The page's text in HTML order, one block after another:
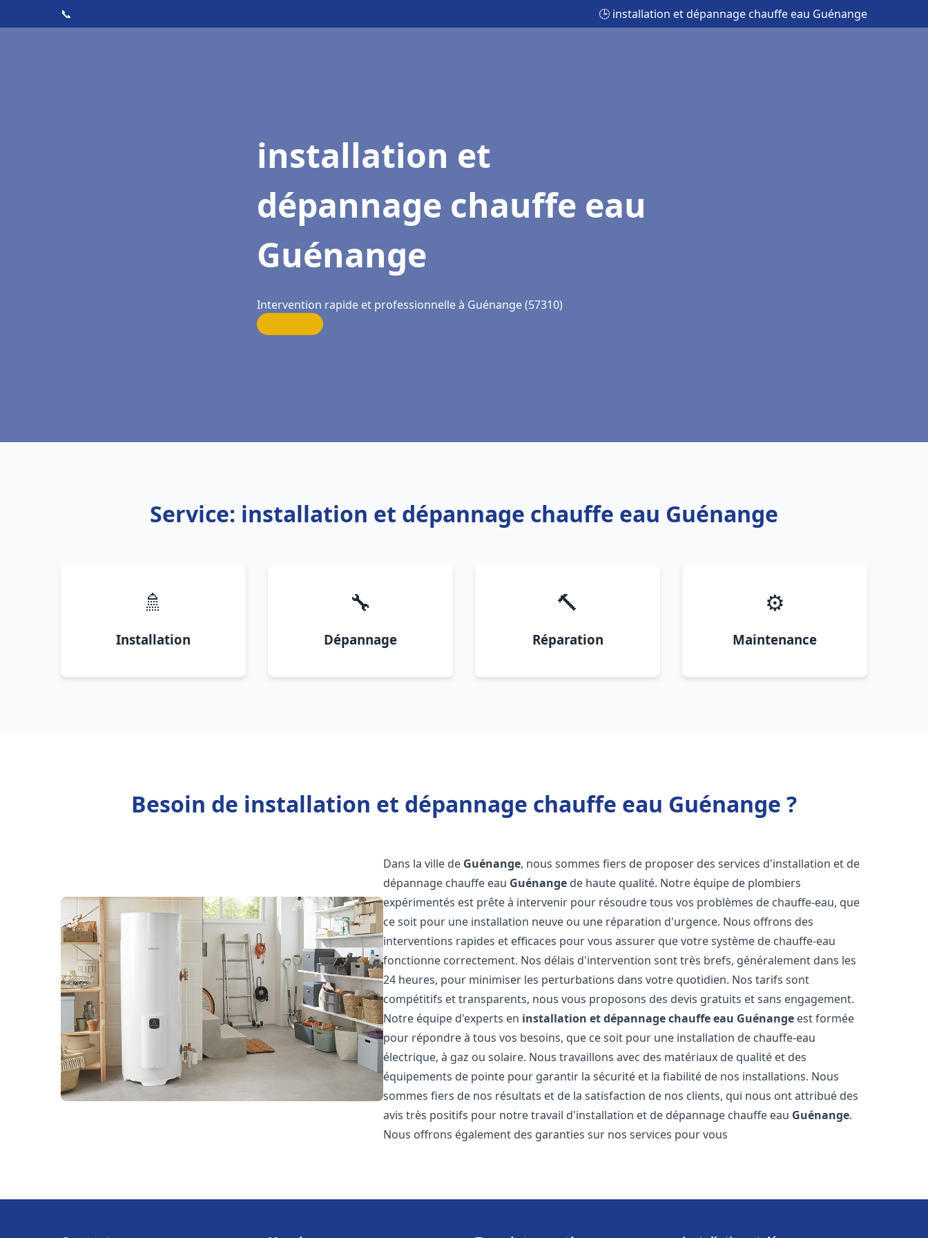
📞 🕒 installation et dépannage chauffe eau Guénange
installation et
dépannage chauffe eau
Guénange
Intervention rapide et professionnelle à Guénange (57310)
Service: installation et dépannage chauffe eau Guénange
🚿
Installation
🔧
Dépannage
🔨
Réparation
⚙️
Maintenance
Besoin de installation et dépannage chauffe eau Guénange ?
Dans la ville de Guénange, nous sommes fiers de proposer des services d'installation et de
dépannage chauffe eau Guénange de haute qualité. Notre équipe de plombiers
expérimentés est prête à intervenir pour résoudre tous vos problèmes de chauffe-eau, que
ce soit pour une installation neuve ou une réparation d'urgence. Nous offrons des
interventions rapides et efficaces pour vous assurer que votre système de chauffe-eau
fonctionne correctement. Nos délais d'intervention sont très brefs, généralement dans les
24 heures, pour minimiser les perturbations dans votre quotidien. Nos tarifs sont
compétitifs et transparents, nous vous proposons des devis gratuits et sans engagement.
Notre équipe d'experts en installation et dépannage chauffe eau Guénange est formée
pour répondre à tous vos besoins, que ce soit pour une installation de chauffe-eau
électrique, à gaz ou solaire. Nous travaillons avec des matériaux de qualité et des
équipements de pointe pour garantir la sécurité et la fiabilité de nos installations. Nous
sommes fiers de nos résultats et de la satisfaction de nos clients, qui nous ont attribué des
avis très positifs pour notre travail d'installation et de dépannage chauffe eau Guénange.
Nous offrons également des garanties sur nos services pour vous